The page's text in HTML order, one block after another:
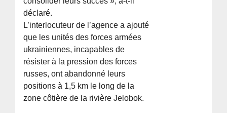
déclaré.
L’interlocuteur de l’agence a ajouté
que les unités des forces armées
ukrainiennes, incapables de
résister à la pression des forces
russes, ont abandonné leurs
positions à 1,5 km le long de la
zone côtière de la rivière Jelobok.